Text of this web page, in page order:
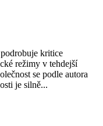
kritice
režimy v tehdejší
se podle autora
je silně...